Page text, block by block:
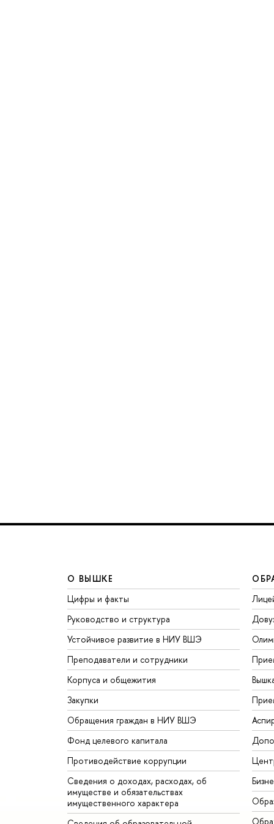
О ВЫШКЕ
Цифры и факты
Руководство и структура
Устойчивое развитие в НИУ ВШЭ
Преподаватели и сотрудники
Корпуса и общежития
Закупки
Обращения граждан в НИУ ВШЭ
Фонд целевого капитала
Противодействие коррупции
Сведения о доходах, расходах, об
имуществе и обязательствах
имущественного характера